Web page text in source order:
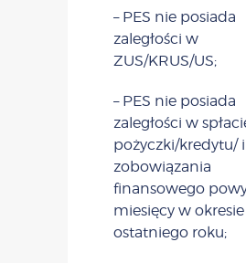
– PES nie posiada
zaległości w
ZUS/KRUS/US;
– PES nie posiada
zaległości w
pożyczki/kredytu/
zobowiązania
finansowego
miesięcy w okresie
ostatniego roku;